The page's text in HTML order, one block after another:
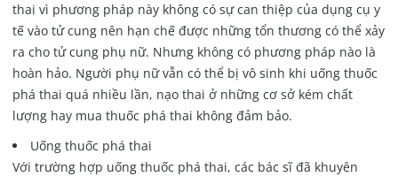
thai vì phương pháp này không có sự can thiệp của dụng cụ y
tế vào tử cung nên hạn chế được những tổn thương có thể xảy
ra cho tử cung phụ nữ. Nhưng không có phương pháp nào là
hoàn hảo. Người phụ nữ vẫn có thể bị vô sinh khi uống thuốc
phá thai quá nhiều lần, nạo thai ở những cơ sở kém chất
lượng hay mua thuốc phá thai không đảm bảo.
Uống thuốc phá thai
Với trường hợp uống thuốc phá thai, các bác sĩ đã khuyên